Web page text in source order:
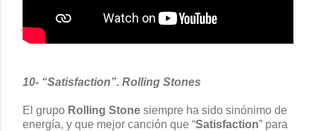
10- “Satisfaction”. Rolling Stones
El grupo Rolling Stone siempre ha sido sinónimo de
energía, y que mejor canción que “Satisfaction” para